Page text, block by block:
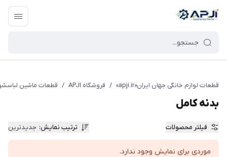
قطعات یدکی و جانبی لوازم خانگی جهان ایران
قطعات لوازم خانگی جهان ایران«apji.ir» / فروشگاه APJI / قطعات ماشین
بدنه کامل
فیلتر محصولات ترتیب نمایش: جدیدترین
موردی برای نمایش وجود ندارد.